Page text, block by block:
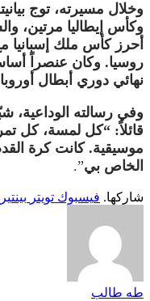
وخلال مسيرته، توج
وكأس إيطاليا مرتين،
أحرز كأس ملك إسبانيا
روسيا. وكان عنصراً
نهائي دوري أبطال أوروبا موسم
وفي رسالته الوداعية،
قائلاً: “كل لمسة، كل
موسيقية. كانت كرة
الخاص بي”.
شاركها. فيسبوك تويتر
طه طالب